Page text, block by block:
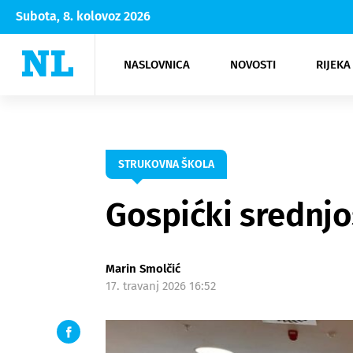
Subota, 8. kolovoz 2026
NASLOVNICA NOVOSTI
Rijeka Opatija
NK
Moda
Kultura
STRUKOVNA ŠKOLA
Gospićki
Marin Smolčić
17. travanj 2026 16:52